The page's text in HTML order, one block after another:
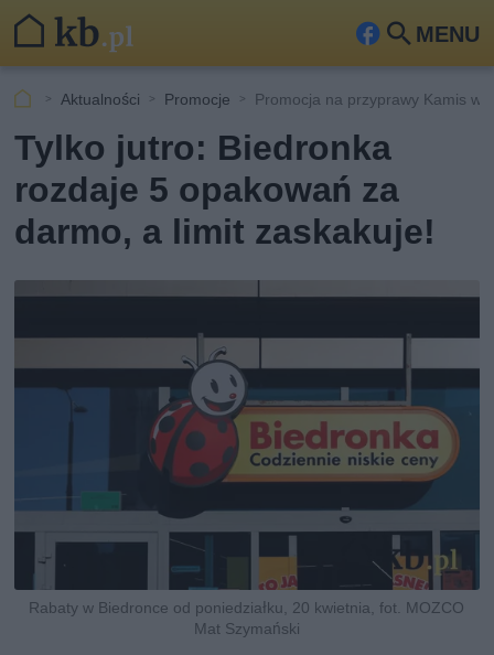
MENU
Fa
ook
Szu
Aktualności Promocje Promocja na przyprawy Kamis w
Tylko jutro: Biedronka
rozdaje 5 opakowań za
darmo, a limit zaskakuje!
Rabaty w Biedronce od poniedziałku, 20 kwietnia, fot. MOZCO
Mat Szymański